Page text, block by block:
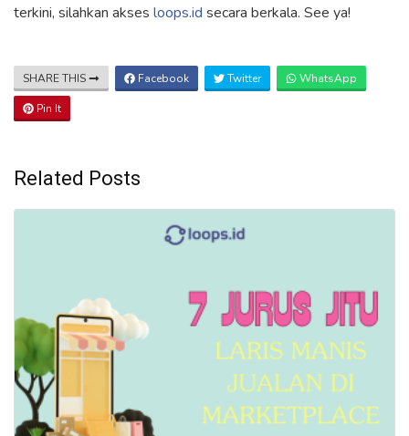
terkini, silahkan akses loops.id secara berkala. See ya!
SHARE THIS Facebook Twitter WhatsApp
Pin It
Related Posts